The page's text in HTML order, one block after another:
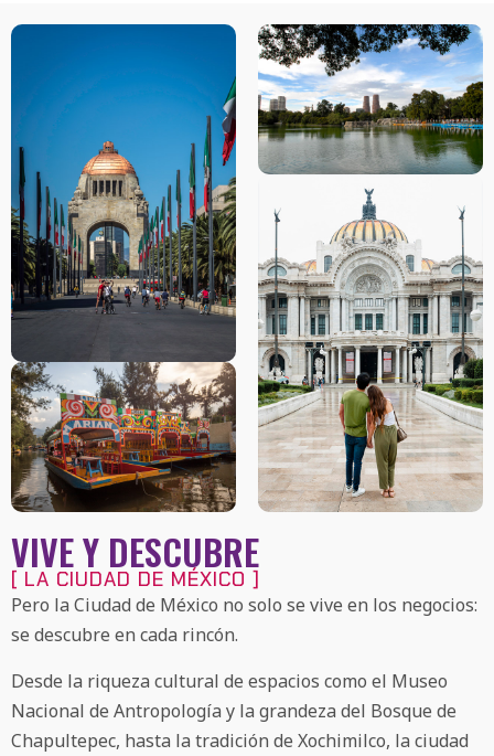
VIVE Y DESCUBRE
[ LA CIUDAD DE MÉXICO ]
Pero la Ciudad de México no solo se vive en los negocios:
se descubre en cada rincón.
Desde la riqueza cultural de espacios como el Museo
Nacional de Antropología y la grandeza del Bosque de
Chapultepec, hasta la tradición de Xochimilco, la ciudad